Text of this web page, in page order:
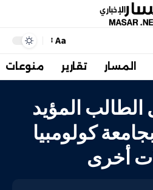
Aa
المسار تقارير منوعات
المؤيد
كولومبيا
أخرى